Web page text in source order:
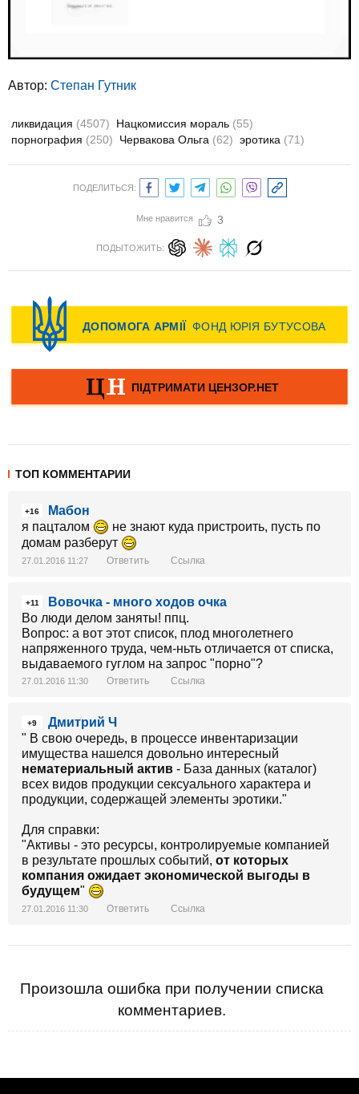
Автор: Степан Гутник
ликвидация (4507) Нацкомиссия мораль (55)
порнография (250) Червакова Ольга (62) эротика (71)
ПОДЕЛИТЬСЯ:
Мне нравится 3
ПОДЫТОЖИТЬ:
ТОП КОММЕНТАРИИ
+16
Мабон
я пацталом
не знают куда пристроить, пусть по
домам разберут
27.01.2016 11:27 Ответить Ссылка
+11
Вовочка - много ходов очка
Во люди делом заняты! ппц.
Вопрос: а вот этот список, плод многолетнего
напряженного труда, чем-ньть отличается от списка,
выдаваемого гуглом на запрос "порно"?
27.01.2016 11:30 Ответить Ссылка
+9
Дмитрий Ч
" В свою очередь, в процессе инвентаризации
имущества нашелся довольно интересный
нематериальный актив - База данных (каталог)
всех видов продукции сексуального характера и
продукции, содержащей элементы эротики."
Для справки:
"Активы - это ресурсы, контролируемые компанией
в результате прошлых событий, от которых
компания ожидает экономической выгоды в
будущем"
27.01.2016 11:30 Ответить Ссылка
Произошла ошибка при получении списка
комментариев.